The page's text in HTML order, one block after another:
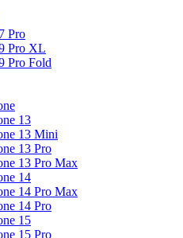
Pro
Pro XL
Pro Fold
13
13 Mini
13 Pro
13 Pro Max
14
14 Pro Max
14 Pro
15
15 Pro